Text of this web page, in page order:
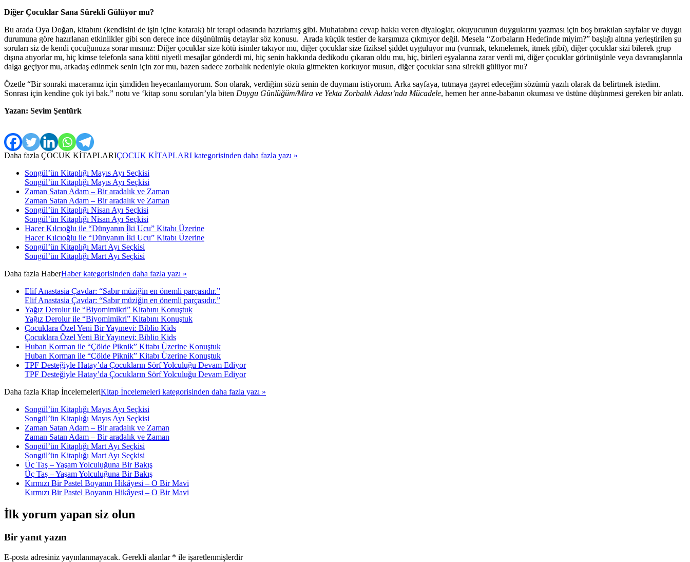
Diğer Çocuklar Sana Sürekli Gülüyor mu?
Bu arada Oya Doğan, kitabını (kendisini de işin içine katarak) bir terapi odasında hazırlamış gibi. Muhatabına cevap hakkı veren diyaloglar, okuyucunun duygularını yazması için boş bırakılan sayfalar ve duygu
durumuna göre hazırlanan etkinlikler gibi son derece ince düşünülmüş detaylar söz konusu. Arada küçük testler de karşımıza çıkmıyor değil. Mesela “Zorbaların Hedefinde miyim?” başlığı altına yerleştirilen şu
soruları siz de kendi çocuğunuza sorar mısınız: Diğer çocuklar size kötü isimler takıyor mu, diğer çocuklar size fiziksel şiddet uyguluyor mu (vurmak, tekmelemek, itmek gibi), diğer çocuklar sizi bilerek grup
dışına atıyorlar mı, hiç kimse telefonla sana kötü niyetli mesajlar gönderdi mi, hiç senin hakkında dedikodu çıkaran oldu mu, hiç, birileri eşyalarına zarar verdi mi, diğer çocuklar görünüşünle veya davranışlarınla
dalga geçiyor mu, arkadaş edinmek senin için zor mu, bazen sadece zorbalık nedeniyle okula gitmekten korkuyor musun, diğer çocuklar sana sürekli gülüyor mu?
Özetle “Bir sonraki maceramız için şimdiden heyecanlanıyorum. Son olarak, verdiğim sözü senin de duymanı istiyorum. Arka sayfaya, tutmaya gayret edeceğim sözümü yazılı olarak da belirtmek istedim.
Sonrası için kendine çok iyi bak.” notu ve ‘kitap sonu soruları’yla biten Duygu Günlüğüm/Mira ve Yekta Zorbalık Adası’nda Mücadele, hemen her anne-babanın okuması ve üstüne düşünmesi gereken bir anlatı.
Yazan: Sevim Şentürk
Daha fazla ÇOCUK KİTAPLARIÇOCUK KİTAPLARI kategorisinden daha fazla yazı »
Songül’ün Kitaplığı Mayıs Ayı Seçkisi
Songül’ün Kitaplığı Mayıs Ayı Seçkisi
Zaman Satan Adam – Bir aradalık ve Zaman
Zaman Satan Adam – Bir aradalık ve Zaman
Songül’ün Kitaplığı Nisan Ayı Seçkisi
Songül’ün Kitaplığı Nisan Ayı Seçkisi
Hacer Kılcıoğlu ile “Dünyanın İki Ucu” Kitabı Üzerine
Hacer Kılcıoğlu ile “Dünyanın İki Ucu” Kitabı Üzerine
Songül’ün Kitaplığı Mart Ayı Seçkisi
Songül’ün Kitaplığı Mart Ayı Seçkisi
Daha fazla HaberHaber kategorisinden daha fazla yazı »
Elif Anastasia Çavdar: “Sabır müziğin en önemli parçasıdır.”
Elif Anastasia Çavdar: “Sabır müziğin en önemli parçasıdır.”
Yağız Derolur ile “Biyomimikri” Kitabını Konuştuk
Yağız Derolur ile “Biyomimikri” Kitabını Konuştuk
Çocuklara Özel Yeni Bir Yayınevi: Biblio Kids
Çocuklara Özel Yeni Bir Yayınevi: Biblio Kids
Huban Korman ile “Çölde Piknik” Kitabı Üzerine Konuştuk
Huban Korman ile “Çölde Piknik” Kitabı Üzerine Konuştuk
TPF Desteğiyle Hatay’da Çocukların Sörf Yolculuğu Devam Ediyor
TPF Desteğiyle Hatay’da Çocukların Sörf Yolculuğu Devam Ediyor
Daha fazla Kitap İncelemeleriKitap İncelemeleri kategorisinden daha fazla yazı »
Songül’ün Kitaplığı Mayıs Ayı Seçkisi
Songül’ün Kitaplığı Mayıs Ayı Seçkisi
Zaman Satan Adam – Bir aradalık ve Zaman
Zaman Satan Adam – Bir aradalık ve Zaman
Songül’ün Kitaplığı Mart Ayı Seçkisi
Songül’ün Kitaplığı Mart Ayı Seçkisi
Üç Taş – Yaşam Yolculuğuna Bir Bakış
Üç Taş – Yaşam Yolculuğuna Bir Bakış
Kırmızı Bir Pastel Boyanın Hikâyesi – O Bir Mavi
Kırmızı Bir Pastel Boyanın Hikâyesi – O Bir Mavi
İlk yorum yapan siz olun
Bir yanıt yazın
E-posta adresiniz yayınlanmayacak. Gerekli alanlar * ile işaretlenmişlerdir